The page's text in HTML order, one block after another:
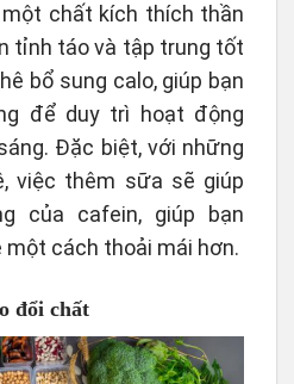
chất kích thích thần
tỉnh táo và tập trung tốt
bổ sung calo, giúp bạn
để duy trì hoạt động
Đặc biệt, với những
việc thêm sữa sẽ giúp
của cafein, giúp bạn
cách thoải mái hơn.
đổi chất